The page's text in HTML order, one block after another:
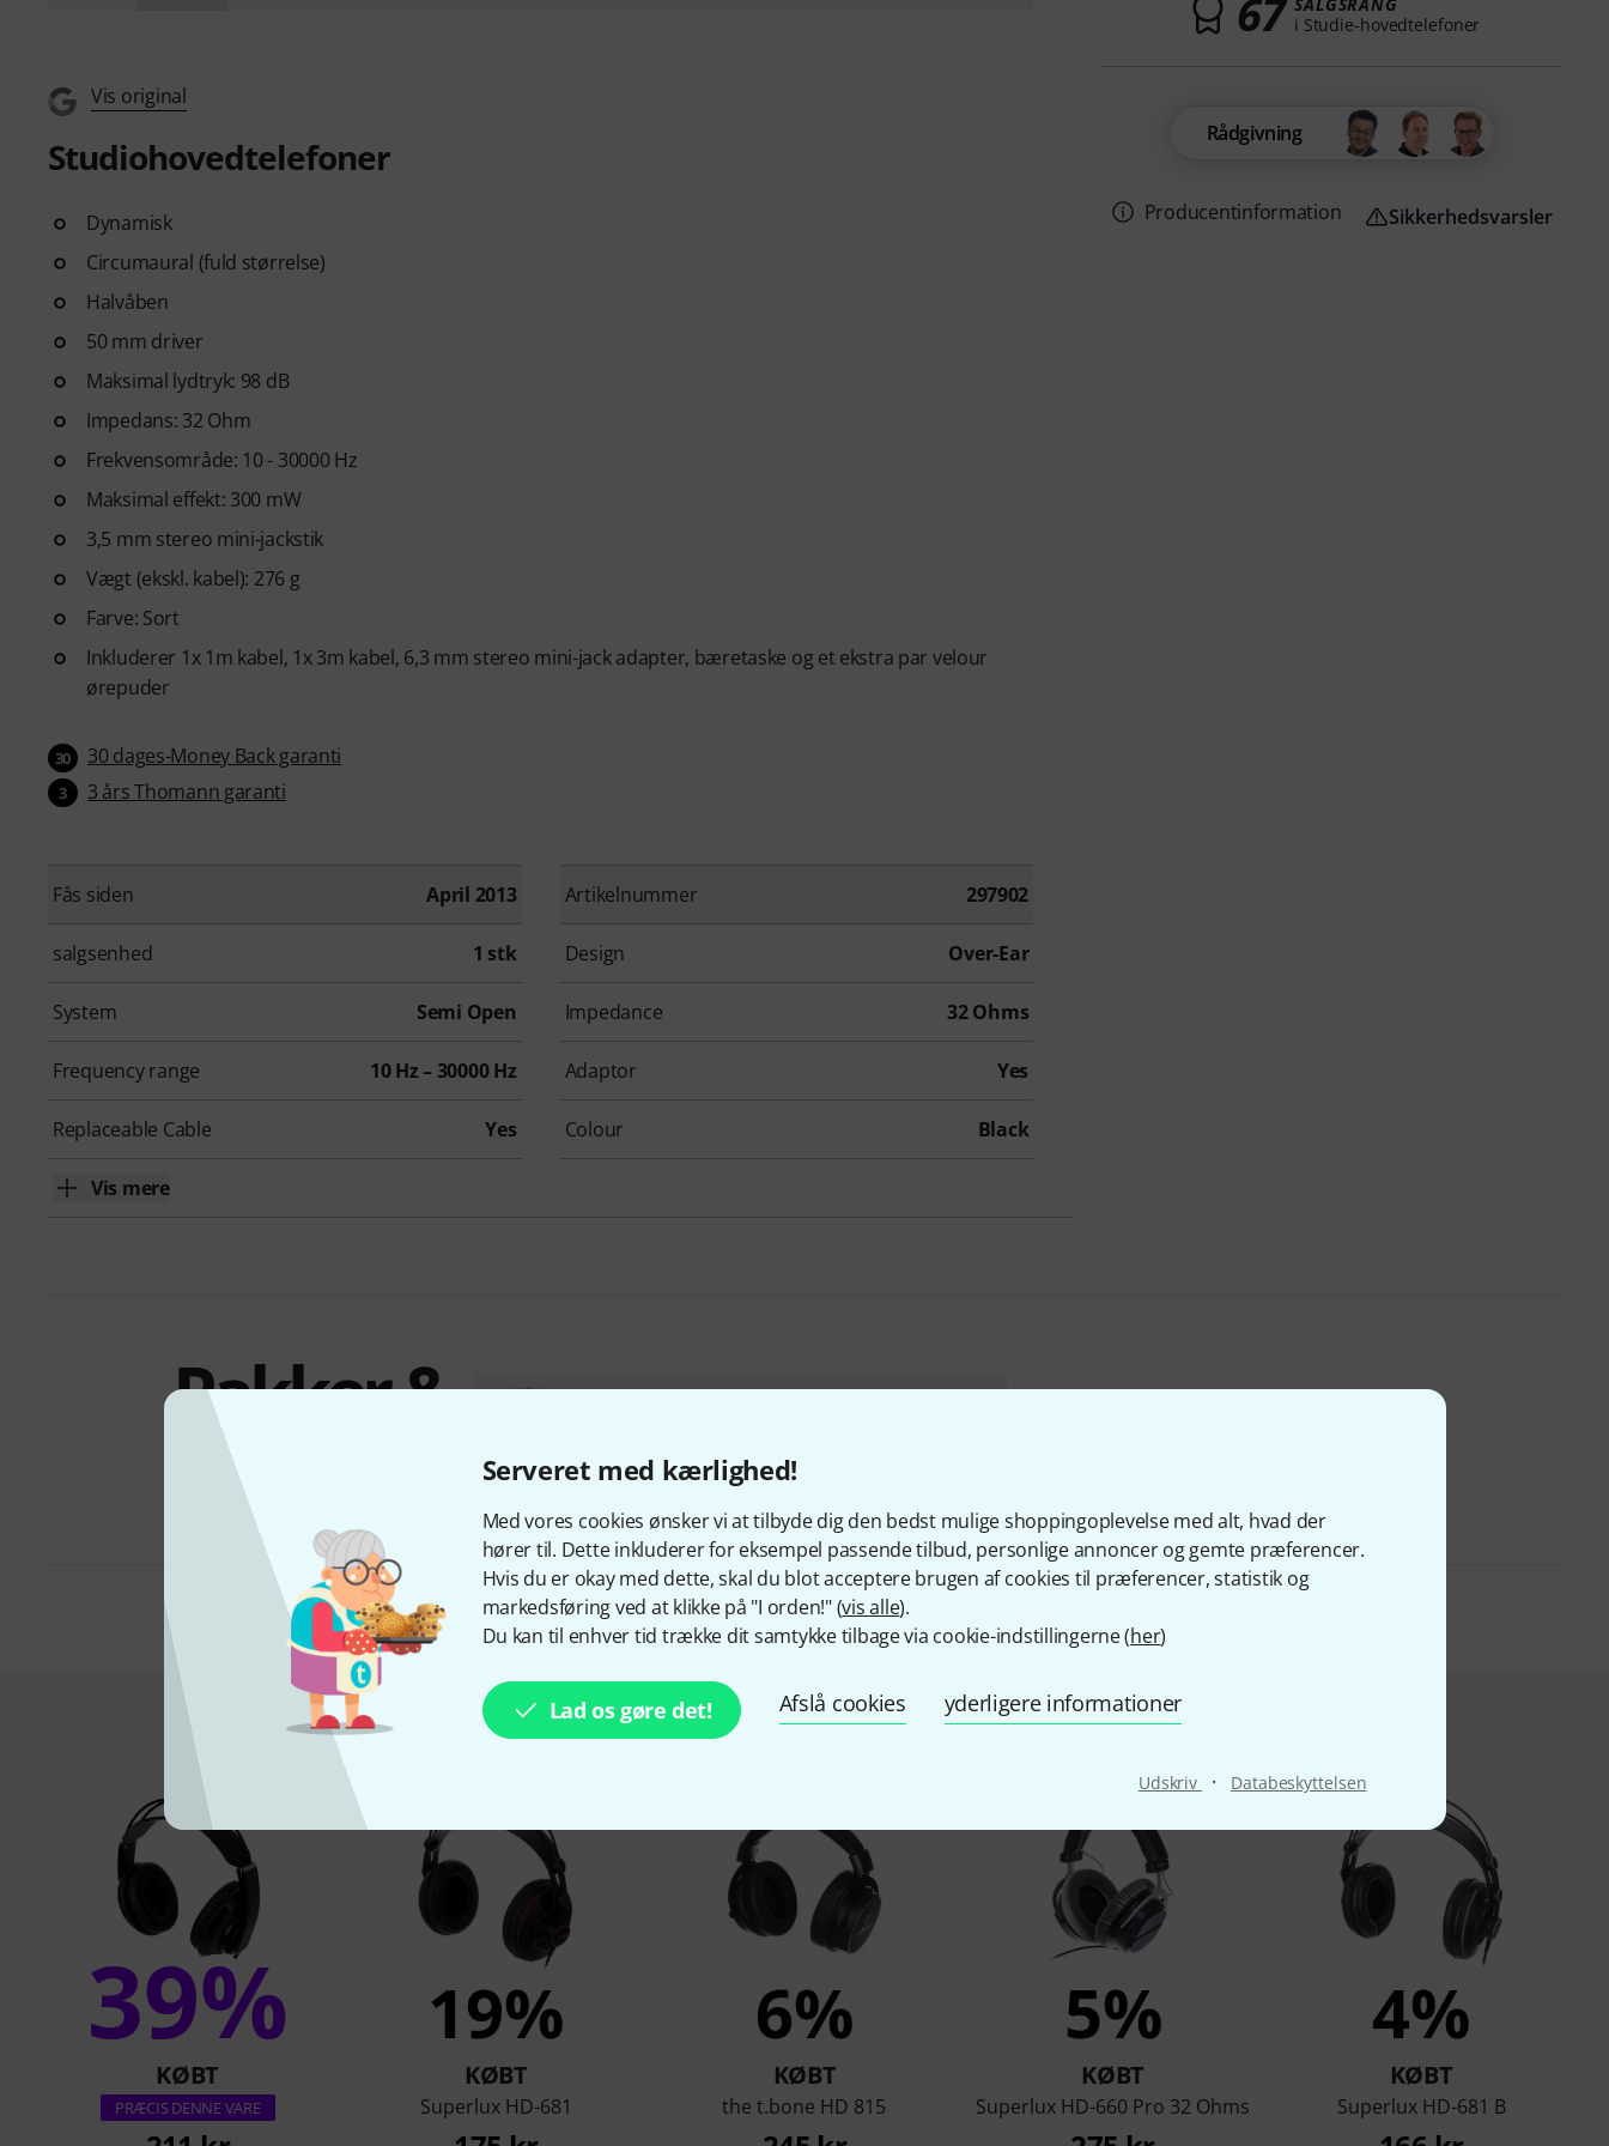
Serveret med kærlighed!
Med vores cookies ønsker vi at tilbyde dig den bedst mulige shoppingoplevelse med alt, hvad der
hører til. Dette inkluderer for eksempel passende tilbud, personlige annoncer og gemte præferencer.
Hvis du er okay med dette, skal du blot acceptere brugen af cookies til præferencer, statistik og
markedsføring ved at klikke på "I orden!" (vis alle).
Du kan til enhver tid trække dit samtykke tilbage via cookie-indstillingerne (her)
Lad os gøre det! Afslå cookies yderligere informationer
Udskriv · Databeskyttelsen
Vis original
Studiohovedtelefoner
Dynamisk
Circumaural (fuld størrelse)
Halvåben
50 mm driver
Maksimal lydtryk: 98 dB
Impedans: 32 Ohm
Frekvensområde: 10 - 30000 Hz
Maksimal effekt: 300 mW
3,5 mm stereo mini-jackstik
Vægt (ekskl. kabel): 276 g
Farve: Sort
Inkluderer 1x 1m kabel, 1x 3m kabel, 6,3 mm stereo mini-jack adapter, bæretaske og et ekstra par velour
ørepuder
30 30 dages-Money Back garanti
3 3 års Thomann garanti
Fås siden April 2013 Artikelnummer 297902
salgsenhed 1 stk Design Over-Ear
System Semi Open Impedance 32 Ohms
Frequency range 10 Hz – 30000 Hz Adaptor Yes
Replaceable Cable Yes Colour Black
Vis mere
67 i Studie-hovedtelefoner
Rådgivning
Producentinformation Sikkerhedsvarsler
Pakker &
Kunder som så på dette produkt købte dette
39%
KØBT
PRÆCIS DENNE VARE
19%
KØBT
Superlux HD-681
6%
KØBT
the t.bone HD 815
5%
KØBT
Superlux HD-660 Pro 32 Ohms
4%
KØBT
Superlux HD-681 B